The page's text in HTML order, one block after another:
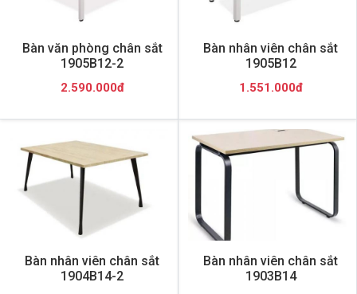
Bàn văn phòng chân sắt
1905B12-2
2.590.000đ
Bàn nhân viên chân sắt
1905B12
1.551.000đ
Bàn nhân viên chân sắt
1904B14-2
Bàn nhân viên chân sắt
1903B14